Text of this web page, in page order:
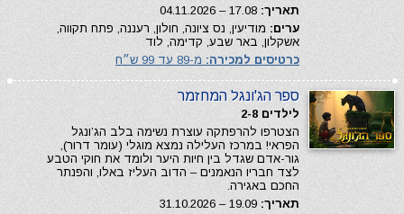
תאריך:
ערים: מודיעין, נס ציונה, חולון, רעננה, פתח תקווה,
אשקלון, באר שבע, קדימה, לוד
כרטיסים למכירה: מ-89 עד 99 ש״ח
ספר הג'ונגל המחזמר
לילדים 2-8
הצטרפו להרפתקה עוצרת נשימה בלב הג’ונגל
הפראי! במרכז העלילה נמצא מוגלי (עומר דרור),
גור-אדם שגדל בין חיות היער ולומד את חוקי הטבע
לצד חבריו הנאמנים – הדוב העליז באלו, והפנתר
החכם באגירה.
תאריך: